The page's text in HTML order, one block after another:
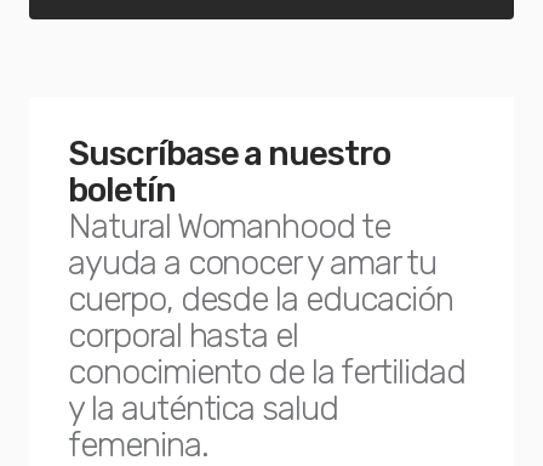
Suscríbase a nuestro
boletín
Natural Womanhood te
ayuda a conocer y amar tu
cuerpo, desde la educación
corporal hasta el
conocimiento de la fertilidad
y la auténtica salud
femenina.